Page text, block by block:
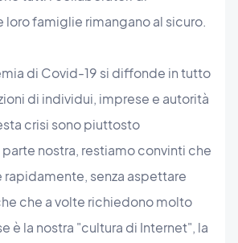
loro famiglie rimangano al sicuro.
di Covid-19 si diffonde in tutto
di individui, imprese e autorità
crisi sono piuttosto
nostra, restiamo convinti che
senza aspettare
che a volte richiedono molto
è la nostra "cultura di Internet", la